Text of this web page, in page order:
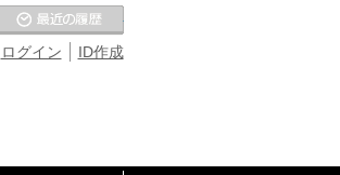
ID作成
ログイン
気に入りの温泉